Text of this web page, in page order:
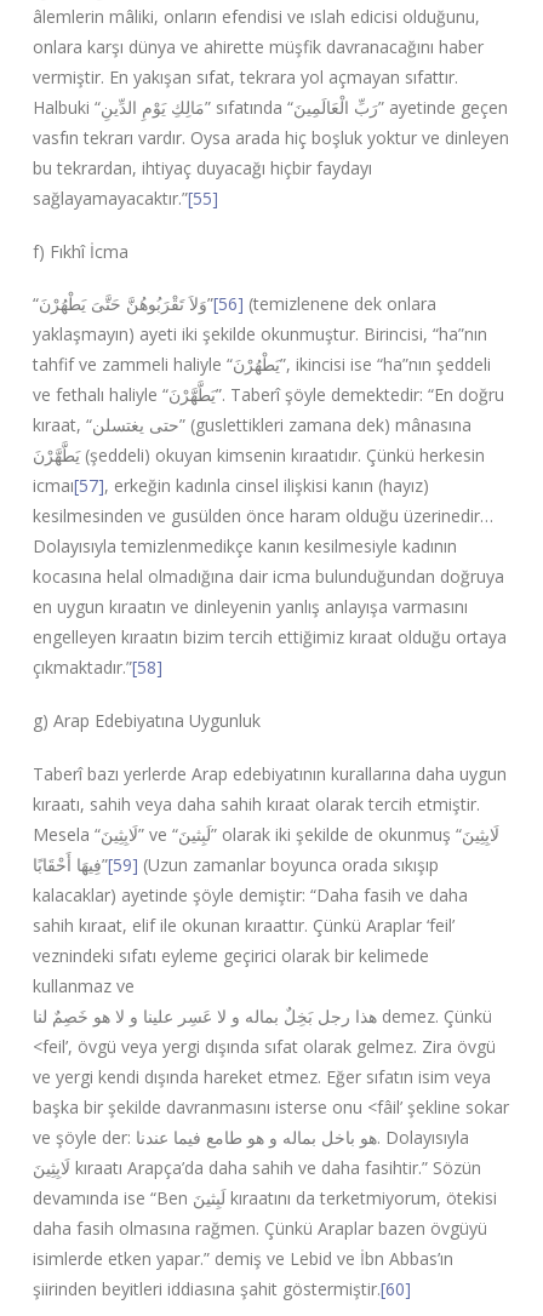
âlemlerin mâliki, onların efendisi ve ıslah edicisi olduğunu,
onlara karşı dünya ve ahirette müşfik davranacağını haber
vermiştir. En yakışan sıfat, tekrara yol açmayan sıfattır.
Halbuki “مَالِكِ يَوْمِ الدِّينِ” sıfatında “رَبِّ الْعَالَمِينَ” ayetinde geçen
vasfın tekrarı vardır. Oysa arada hiç boşluk yoktur ve dinleyen
bu tekrardan, ihtiyaç duyacağı hiçbir faydayı
sağlayamayacaktır.”[55]
f) Fıkhî İcma
“وَلاَ تَقْرَبُوهُنَّ حَتَّىَ يَطْهُرْنَ”[56] (temizlenene dek onlara
yaklaşmayın) ayeti iki şekilde okunmuştur. Birincisi, “ha”nın
tahfif ve zammeli haliyle “يَطْهُرْنَ”, ikincisi ise “ha”nın şeddeli
ve fethalı haliyle “يَطَّهَّرْنَ”. Taberî şöyle demektedir: “En doğru
kıraat, “حتی یغتسلن” (guslettikleri zamana dek) mânasına
يَطَّهَّرْنَ(şeddeli) okuyan kimsenin kıraatıdır. Çünkü herkesin
icmaı[57], erkeğin kadınla cinsel ilişkisi kanın (hayız)
kesilmesinden ve gusülden önce haram olduğu üzerinedir…
Dolayısıyla temizlenmedikçe kanın kesilmesiyle kadının
kocasına helal olmadığına dair icma bulunduğundan doğruya
en uygun kıraatın ve dinleyenin yanlış anlayışa varmasını
engelleyen kıraatın bizim tercih ettiğimiz kıraat olduğu ortaya
çıkmaktadır.”[58]
g) Arap Edebiyatına Uygunluk
Taberî bazı yerlerde Arap edebiyatının kurallarına daha uygun
kıraatı, sahih veya daha sahih kıraat olarak tercih etmiştir.
Mesela “لَابِثِينَ” ve “لَبِثینَ” olarak iki şekilde de okunmuş “لَابِثِينَ
فِيهَا أَحْقَابًا”[59] (Uzun zamanlar boyunca orada sıkışıp
kalacaklar) ayetinde şöyle demiştir: “Daha fasih ve daha
sahih kıraat, elif ile okunan kıraattır. Çünkü Araplar ‘feil’
veznindeki sıfatı eyleme geçirici olarak bir kelimede
kullanmaz ve
هذا رجل بَخِلٌ بماله و لا عَسِر علینا و لا هو خَصِمٌ لناdemez. Çünkü
<feil’, övgü veya yergi dışında sıfat olarak gelmez. Zira övgü
ve yergi kendi dışında hareket etmez. Eğer sıfatın isim veya
başka bir şekilde davranmasını isterse onu <fâil’ şekline sokar
ve şöyle der: هو باخل بماله و هو طامع فیما عندنا. Dolayısıyla
لَابِثِينَkıraatı Arapça’da daha sahih ve daha fasihtir.” Sözün
devamında ise “Ben لَبِثینَkıraatını da terketmiyorum, ötekisi
daha fasih olmasına rağmen. Çünkü Araplar bazen övgüyü
isimlerde etken yapar.” demiş ve Lebid ve İbn Abbas’ın
şiirinden beyitleri iddiasına şahit göstermiştir.[60]